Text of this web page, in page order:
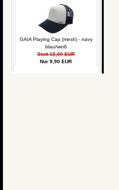
GAIA Playing Cap (mesh) - navy
blau/weiß
Statt 15,00 EUR
Nur 9,90 EUR